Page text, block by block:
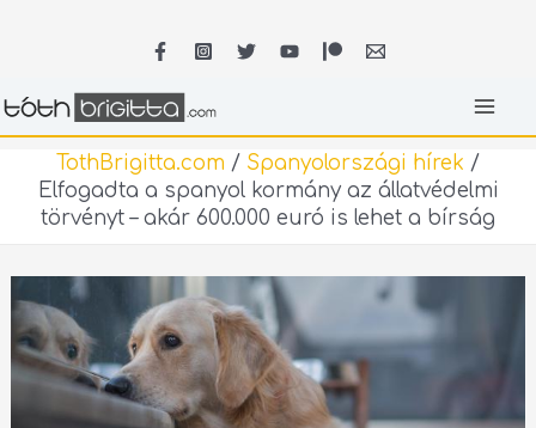
TothBrigitta.com / Spanyolországi hírek /
Elfogadta a spanyol kormány az állatvédelmi
törvényt – akár 600.000 euró is lehet a bírság